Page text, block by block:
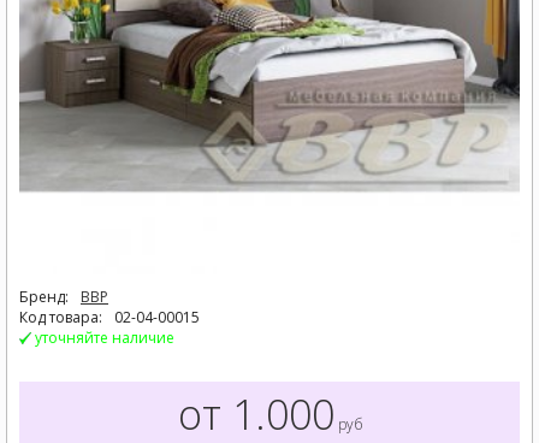
Бренд:
BBP
Код товара:
02-04-00015
уточняйте наличие
от 1.000 руб